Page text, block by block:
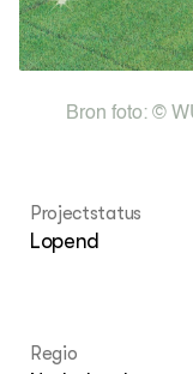
Columns &
ZIE OOK
Projecten
Vakbladen
GROEN KENNISNET
Bron foto: ©
Projectstatus
Lopend
Regio